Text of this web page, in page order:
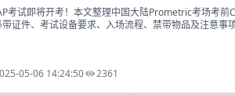
考试即将开考！本文整理中国大陆Prometric考场考前
证件、考试设备要求、入场流程、禁带物品及注意事
05-06 14:24:50 2361